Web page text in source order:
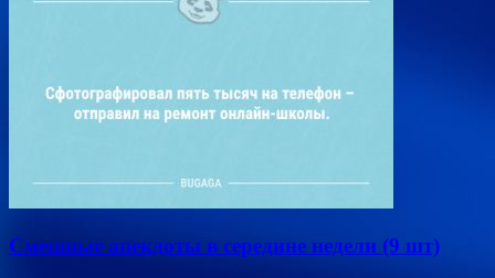
Смешные анекдоты в середине недели (9 шт)